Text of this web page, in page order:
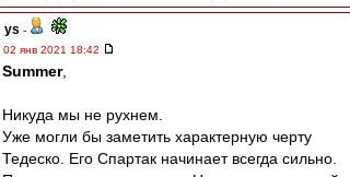
ys -
02 янв 2021 18:42
Summer,
Никуда мы не рухнем.
Уже могли бы заметить характерную черту
Тедеско. Его Спартак начинает всегда сильно.